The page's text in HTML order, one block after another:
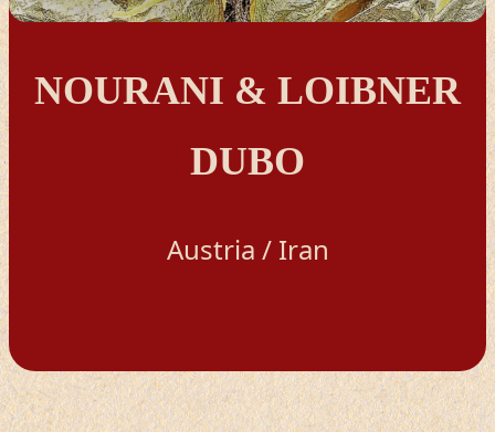
NOURANI & LOIBNER
DUBO
Austria / Iran